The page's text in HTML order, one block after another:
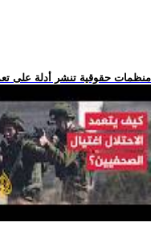
.. منظمات حقوقية تنشر أدلة على